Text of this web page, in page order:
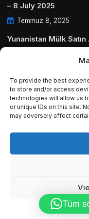
To provide the best
to store and/or access
technologies will allow us
or unique IDs on this site.
may adversely affect
– 8 July 2025
Temmuz 8, 2025
Yunanistan Mülk
July 2025
Temmuz 5, 2025
© Copyright 2009
Tüm